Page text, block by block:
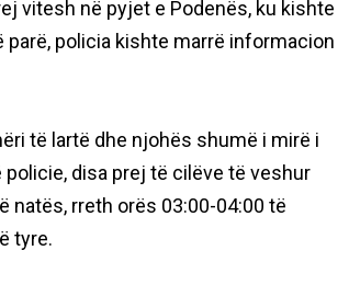
vitesh në pyjet e Podenës, ku kishte
policia kishte marrë informacion
të lartë dhe njohës shumë i mirë i
disa prej të cilëve të veshur
natës, rreth orës 03:00-04:00 të
tyre.